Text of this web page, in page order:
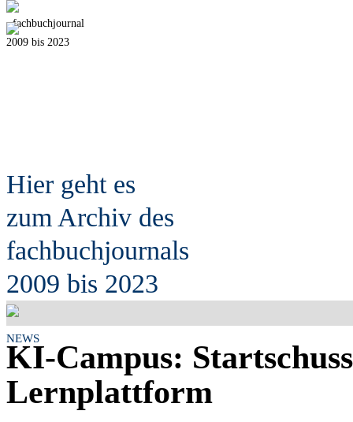
fachbuchjournal
2009 bis 2023
Hier geht es
zum Archiv des
fachbuchjournals
2009 bis 2023
NEWS
KI-Campus:
Lernplattform